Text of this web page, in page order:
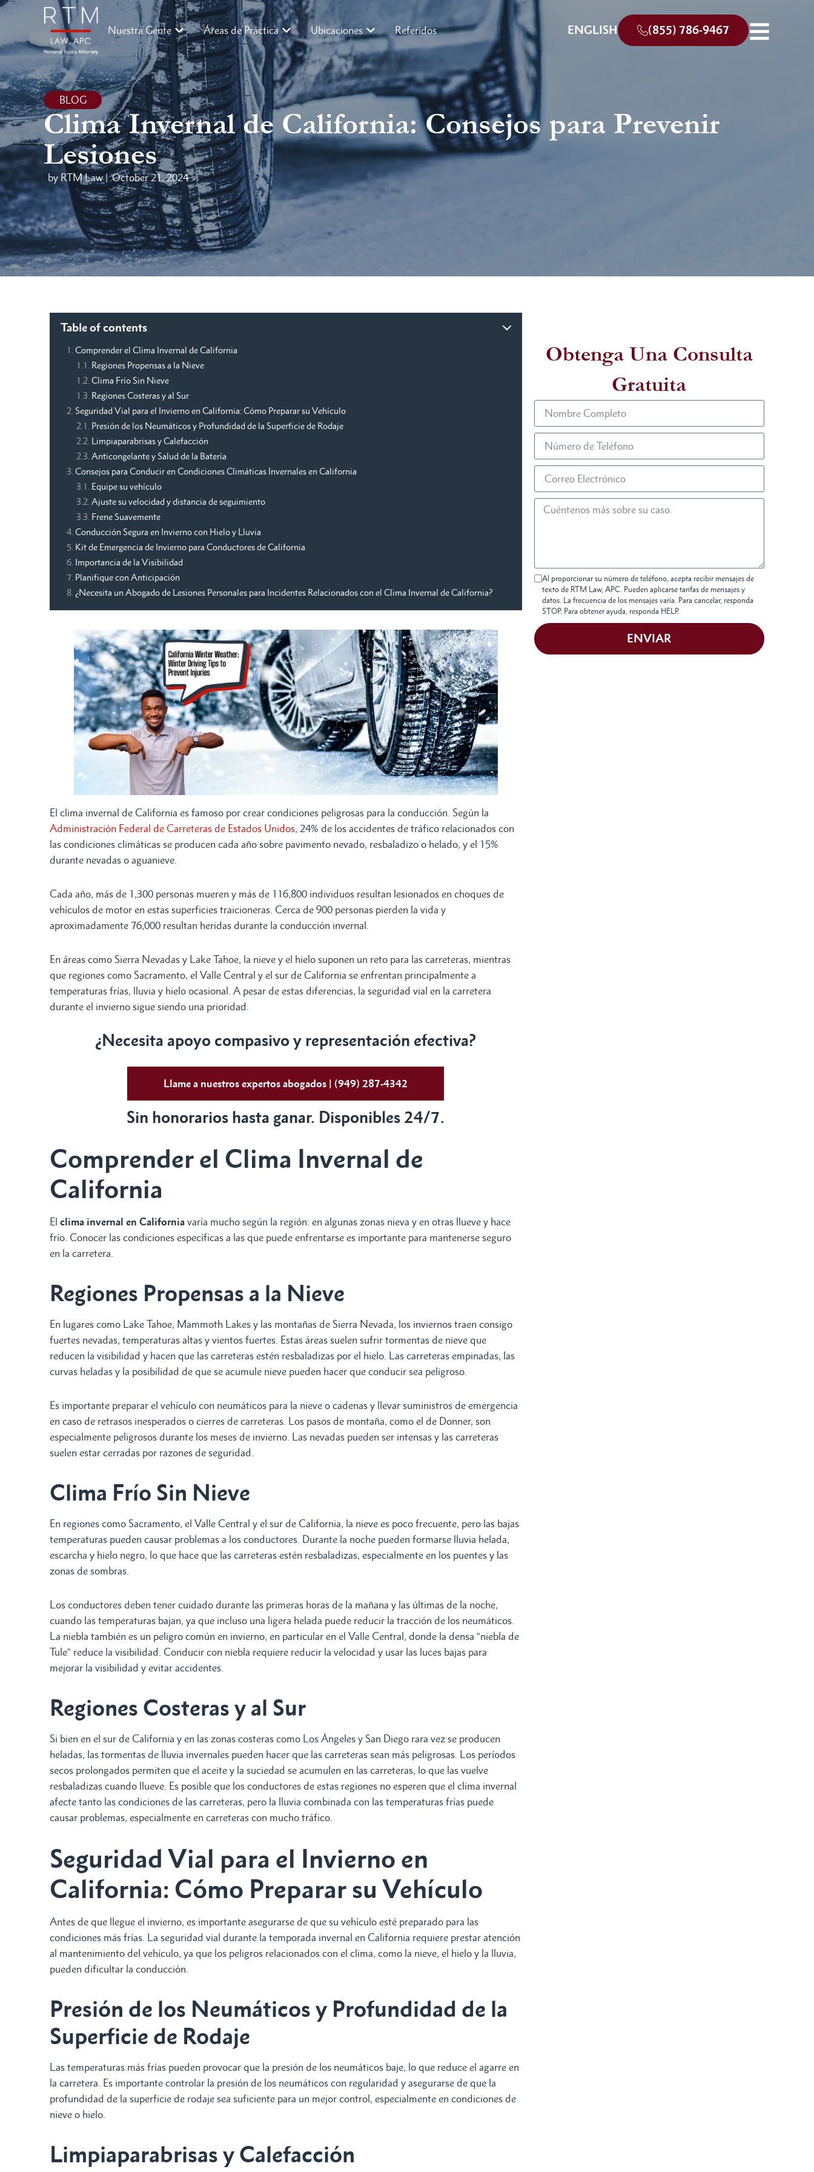
Nuestra Gente Áreas de Práctica Ubicaciones Referidos ENGLISH (855) 786-9467
BLOG
Clima Invernal de California: Consejos para Prevenir
Lesiones
by RTM Law | October 21, 2024
Table of contents
Comprender el Clima Invernal de California
Regiones Propensas a la Nieve
Clima Frío Sin Nieve
Regiones Costeras y al Sur
Seguridad Vial para el Invierno en California: Cómo Preparar su Vehículo
Presión de los Neumáticos y Profundidad de la Superficie de Rodaje
Limpiaparabrisas y Calefacción
Anticongelante y Salud de la Batería
Consejos para Conducir en Condiciones Climáticas Invernales en California
Equipe su vehículo
Ajuste su velocidad y distancia de seguimiento
Frene Suavemente
Conducción Segura en Invierno con Hielo y Lluvia
Kit de Emergencia de Invierno para Conductores de California
Importancia de la Visibilidad
Planifique con Anticipación
¿Necesita un Abogado de Lesiones Personales para Incidentes Relacionados con el Clima Invernal de California?
El clima invernal de California es famoso por crear condiciones peligrosas para la conducción. Según la
Administración Federal de Carreteras de Estados Unidos, 24% de los accidentes de tráfico relacionados con
las condiciones climáticas se producen cada año sobre pavimento nevado, resbaladizo o helado, y el 15%
durante nevadas o aguanieve.
Cada año, más de 1,300 personas mueren y más de 116,800 individuos resultan lesionados en choques de
vehículos de motor en estas superficies traicioneras. Cerca de 900 personas pierden la vida y
aproximadamente 76,000 resultan heridas durante la conducción invernal.
En áreas como Sierra Nevadas y Lake Tahoe, la nieve y el hielo suponen un reto para las carreteras, mientras
que regiones como Sacramento, el Valle Central y el sur de California se enfrentan principalmente a
temperaturas frías, lluvia y hielo ocasional. A pesar de estas diferencias, la seguridad vial en la carretera
durante el invierno sigue siendo una prioridad.
¿Necesita apoyo compasivo y representación efectiva?
Llame a nuestros expertos abogados | (949) 287-4342
Sin honorarios hasta ganar. Disponibles 24/7.
Comprender el Clima Invernal de
California
El clima invernal en California varía mucho según la región: en algunas zonas nieva y en otras llueve y hace
frío. Conocer las condiciones específicas a las que puede enfrentarse es importante para mantenerse seguro
en la carretera.
Regiones Propensas a la Nieve
En lugares como Lake Tahoe, Mammoth Lakes y las montañas de Sierra Nevada, los inviernos traen consigo
fuertes nevadas, temperaturas altas y vientos fuertes. Estas áreas suelen sufrir tormentas de nieve que
reducen la visibilidad y hacen que las carreteras estén resbaladizas por el hielo. Las carreteras empinadas, las
curvas heladas y la posibilidad de que se acumule nieve pueden hacer que conducir sea peligroso.
Es importante preparar el vehículo con neumáticos para la nieve o cadenas y llevar suministros de emergencia
en caso de retrasos inesperados o cierres de carreteras. Los pasos de montaña, como el de Donner, son
especialmente peligrosos durante los meses de invierno. Las nevadas pueden ser intensas y las carreteras
suelen estar cerradas por razones de seguridad.
Clima Frío Sin Nieve
En regiones como Sacramento, el Valle Central y el sur de California, la nieve es poco frecuente, pero las bajas
temperaturas pueden causar problemas a los conductores. Durante la noche pueden formarse lluvia helada,
escarcha y hielo negro, lo que hace que las carreteras estén resbaladizas, especialmente en los puentes y las
zonas de sombras.
Los conductores deben tener cuidado durante las primeras horas de la mañana y las últimas de la noche,
cuando las temperaturas bajan, ya que incluso una ligera helada puede reducir la tracción de los neumáticos.
La niebla también es un peligro común en invierno, en particular en el Valle Central, donde la densa “niebla de
Tule” reduce la visibilidad. Conducir con niebla requiere reducir la velocidad y usar las luces bajas para
mejorar la visibilidad y evitar accidentes.
Regiones Costeras y al Sur
Si bien en el sur de California y en las zonas costeras como Los Ángeles y San Diego rara vez se producen
heladas, las tormentas de lluvia invernales pueden hacer que las carreteras sean más peligrosas. Los períodos
secos prolongados permiten que el aceite y la suciedad se acumulen en las carreteras, lo que las vuelve
resbaladizas cuando llueve. Es posible que los conductores de estas regiones no esperen que el clima invernal
afecte tanto las condiciones de las carreteras, pero la lluvia combinada con las temperaturas frías puede
causar problemas, especialmente en carreteras con mucho tráfico.
Seguridad Vial para el Invierno en
California: Cómo Preparar su Vehículo
Antes de que llegue el invierno, es importante asegurarse de que su vehículo esté preparado para las
condiciones más frías. La seguridad vial durante la temporada invernal en California requiere prestar atención
al mantenimiento del vehículo, ya que los peligros relacionados con el clima, como la nieve, el hielo y la lluvia,
pueden dificultar la conducción.
Presión de los Neumáticos y Profundidad de la
Superficie de Rodaje
Las temperaturas más frías pueden provocar que la presión de los neumáticos baje, lo que reduce el agarre en
la carretera. Es importante controlar la presión de los neumáticos con regularidad y asegurarse de que la
profundidad de la superficie de rodaje sea suficiente para un mejor control, especialmente en condiciones de
nieve o hielo.
Limpiaparabrisas y Calefacción
Obtenga Una Consulta
Gratuita
Al proporcionar su número de teléfono, acepta recibir mensajes de
texto de RTM Law, APC. Pueden aplicarse tarifas de mensajes y
datos. La frecuencia de los mensajes varía. Para cancelar, responda
STOP. Para obtener ayuda, responda HELP.
ENVIAR